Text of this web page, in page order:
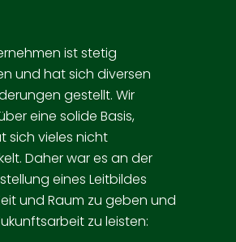
ist stetig
und hat sich diversen
gestellt. Wir
eine solide Basis,
sich vieles nicht
Daher war es an der
eines Leitbildes
und Raum zu geben und
zu leisten: